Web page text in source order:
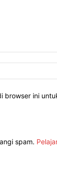
browser ini
spam.